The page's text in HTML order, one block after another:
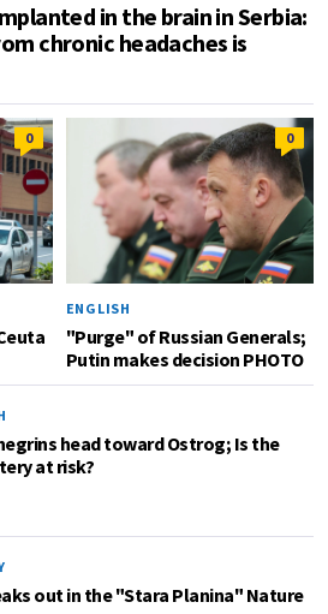
in the brain in Serbia:
chronic headaches is
0 0
ENGLISH
"Purge" of Russian Generals;
Putin makes decision PHOTO
head toward Ostrog; Is the
at risk?
out in the "Stara Planina" Nature